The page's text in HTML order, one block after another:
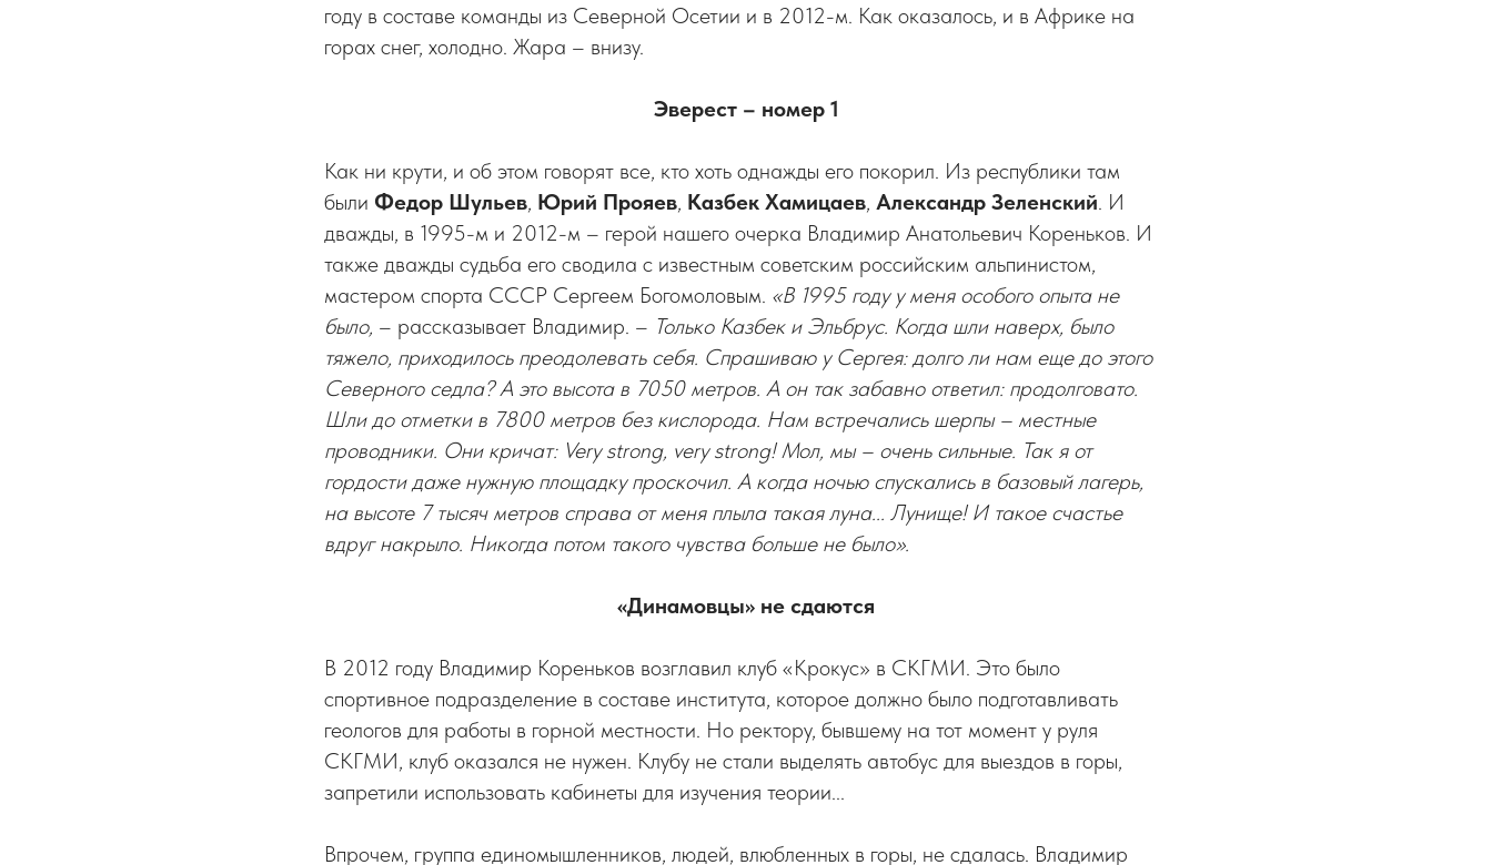
году в составе команды из Северной Осетии и в 2012-м. Как оказалось, и в Африке на
горах снег, холодно. Жара – внизу.
Эверест – номер 1
Как ни крути, и об этом говорят все, кто хоть однажды его покорил. Из республики там
были Федор Шульев, Юрий Прояев, Казбек Хамицаев, Александр Зеленский. И
дважды, в 1995-м и 2012-м – герой нашего очерка Владимир Анатольевич Кореньков. И
также дважды судьба его сводила с известным советским российским альпинистом,
мастером спорта СССР Сергеем Богомоловым. «В 1995 году у меня особого опыта не
было, – рассказывает Владимир. – Только Казбек и Эльбрус. Когда шли наверх, было
тяжело, приходилось преодолевать себя. Спрашиваю у Сергея: долго ли нам еще до этого
Северного седла? А это высота в 7050 метров. А он так забавно ответил: продолговато.
Шли до отметки в 7800 метров без кислорода. Нам встречались шерпы – местные
проводники. Они кричат: Very strong, very strong! Мол, мы – очень сильные. Так я от
гордости даже нужную площадку проскочил. А когда ночью спускались в базовый лагерь,
на высоте 7 тысяч метров справа от меня плыла такая луна... Лунище! И такое счастье
вдруг накрыло. Никогда потом такого чувства больше не было».
«Динамовцы» не сдаются
В 2012 году Владимир Кореньков возглавил клуб «Крокус» в СКГМИ. Это было
спортивное подразделение в составе института, которое должно было подготавливать
геологов для работы в горной местности. Но ректору, бывшему на тот момент у руля
СКГМИ, клуб оказался не нужен. Клубу не стали выделять автобус для выездов в горы,
запретили использовать кабинеты для изучения теории...
Впрочем, группа единомышленников, людей, влюбленных в горы, не сдалась. Владимир